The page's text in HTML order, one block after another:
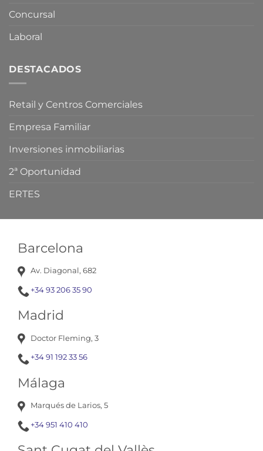
Barcelona
Av. Diagonal, 682
+34 93 206 35 90
Madrid
Doctor Fleming, 3
+34 91 192 33 56
Málaga
Marqués de Larios, 5
+34 951 410 410
Concursal
Laboral
DESTACADOS
Retail y Centros Comerciales
Empresa Familiar
Inversiones inmobiliarias
2ª Oportunidad
ERTES